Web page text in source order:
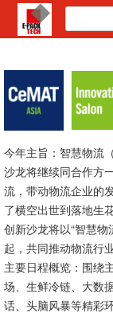
今年主旨：智慧物流
沙龙将继续同合作方
流，带动物流企业的
了横空出世到落地生
创新沙龙将以“智慧
起，共同推动物流行
主要日程概览：围绕
场、生鲜冷链、大数
话、头脑风暴等精彩